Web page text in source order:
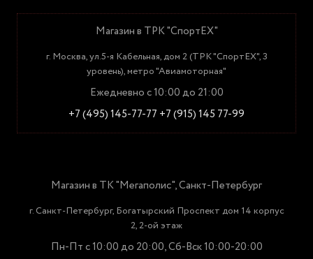
Магазин в ТРК "СпортЕХ"
г. Москва, ул.5-я Кабельная, дом 2 (ТРК "СпортЕХ", 3
уровень), метро "Авиамоторная"
Ежедневно с 10:00 до 21:00
+7 (495) 145-77-77 +7 (915) 145 77-99
Магазин в ТК "Мегаполис", Санкт-Петербург
г. Санкт-Петербург, Богатырский Проспект дом 14 корпус
2, 2-ой этаж
Пн-Пт с 10:00 до 20:00, Сб-Вск 10:00-20:00